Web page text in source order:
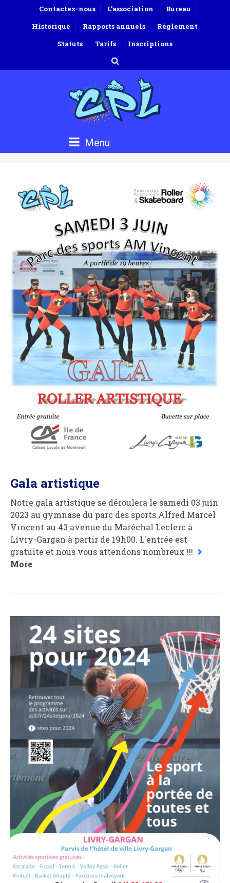
Contactez-nous L’association
Bureau
Historique
Rapports annuels
Réglement
Statuts
Tarifs Inscriptions
Menu
Gala artistique
Notre gala artistique se déroulera le samedi 03 juin
2023 au gymnase du parc des sports Alfred Marcel
Vincent au 43 avenue du Maréchal Leclerc à
Livry-Gargan à partir de 19h00. L'entrée est
gratuite et nous vous attendons nombreux !!!
More